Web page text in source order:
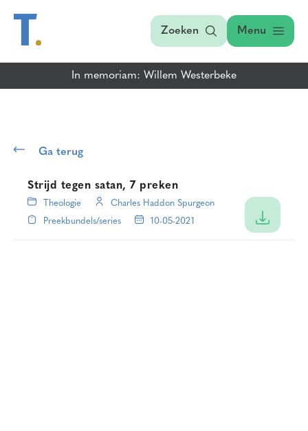
Zoeken Menu
In memoriam: Willem Westerbeke
Ga terug
Strijd tegen satan, 7 preken
Theologie
Charles Haddon Spurgeon
Preekbundels/series
10-05-2021